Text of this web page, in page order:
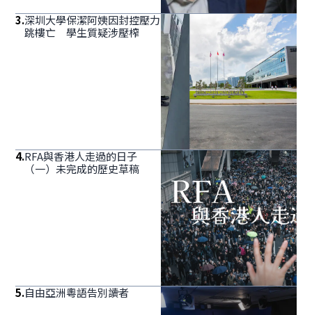
3.深圳大學保潔阿姨因封控壓力
跳樓亡 學生質疑涉壓榨
4.RFA與香港人走過的日子
（一）未完成的歷史草稿
5.自由亞洲粵語告別讀者